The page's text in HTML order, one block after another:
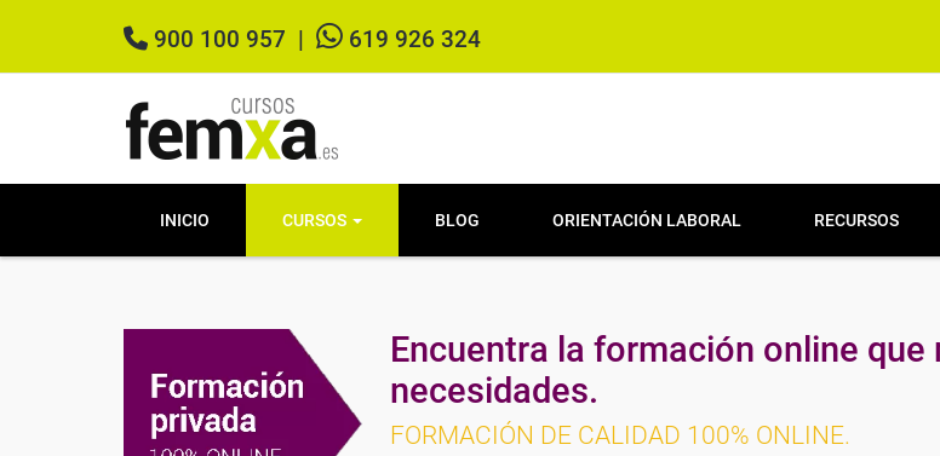
900 100 957 619 926 324
INICIO CURSOS BLOG ORIENTACIÓN LABORAL RECURSOS
Encuentra la formación online
necesidades.
FORMACIÓN DE CALIDAD 100% ONLINE.